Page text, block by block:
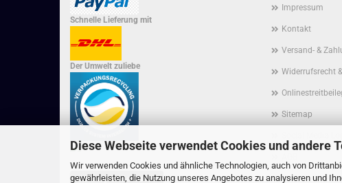
Diese Webseite verwendet Cookies und andere
Wir verwenden Cookies und ähnliche Technologien, auch von
gewährleisten, die Nutzung unseres Angebotes zu analysieren und
Impressum
Kontakt
Versand- &
Widerrufsrecht
Sitemap
Privatsphäre
Schnelle Lieferung mit
Der Umwelt zuliebe
Vertrag widerrufen